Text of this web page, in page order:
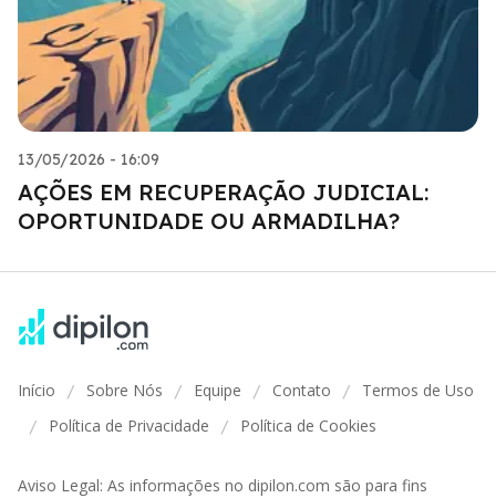
13/05/2026 - 16:09
AÇÕES EM RECUPERAÇÃO JUDICIAL:
OPORTUNIDADE OU ARMADILHA?
Início / Sobre Nós / Equipe / Contato / Termos de Uso
/ Política de Privacidade / Política de Cookies
Aviso Legal: As informações no dipilon.com são para fins